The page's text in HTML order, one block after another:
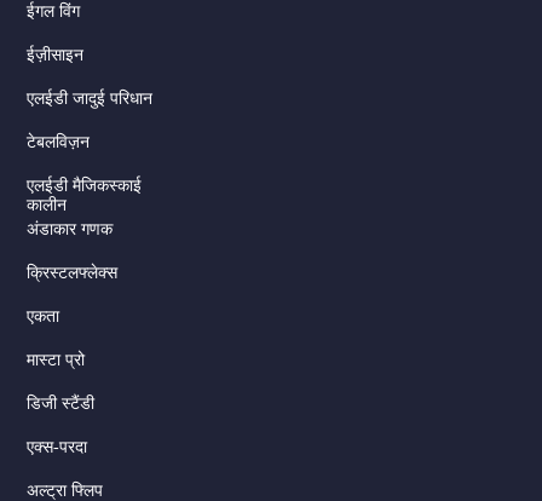
ईगल विंग
ईज़ीसाइन
एलईडी जादुई परिधान
टेबलविज़न
एलईडी मैजिकस्काई
कालीन
अंडाकार गणक
क्रिस्टलफ्लेक्स
एकता
मास्टा प्रो
डिजी स्टैंडी
एक्स-परदा
अल्ट्रा फ्लिप